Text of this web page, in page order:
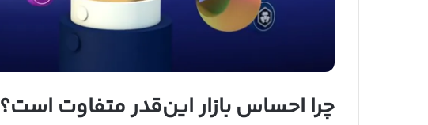
چرا احساس بازار این‌قدر متفاوت است؟